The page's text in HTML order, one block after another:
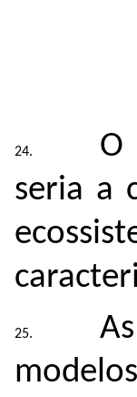
O
seria a